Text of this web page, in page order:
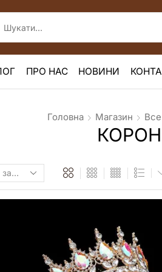
ПРО НАС НОВИНИ
Головна Магазин